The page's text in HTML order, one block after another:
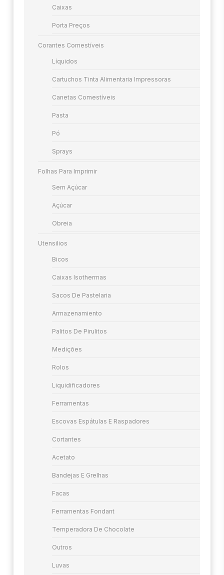
Caixas
Porta Preços
Corantes Comestíveis
Líquidos
Cartuchos Tinta Alimentaria Impressoras
Canetas Comestíveis
Pasta
Pó
Sprays
Folhas Para Imprimir
Sem Açúcar
Açúcar
Obreia
Utensilios
Bicos
Caixas Isothermas
Sacos De Pastelaria
Armazenamiento
Palitos De Pirulitos
Medições
Rolos
Liquidificadores
Ferramentas
Escovas Espátulas E Raspadores
Cortantes
Acetato
Bandejas E Grelhas
Facas
Ferramentas Fondant
Temperadora De Chocolate
Outros
Luvas